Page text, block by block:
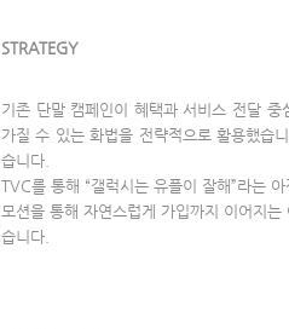
STRATEGY
기존 단말 캠페인이 혜택과 서비스 전달
가질 수 있는 화법을 전략적으로 활용했습
습니다.
TVC를 통해 “갤럭시는 유플이 잘해”라는
모션을 통해 자연스럽게 가입까지 이어지
습니다.